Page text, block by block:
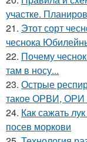
участке.
21. Этот сорт
чеснока
22. Почему
там в носу...
23. Острые
такое ОРВИ, ОРИ
24. Как сажать
посев моркови